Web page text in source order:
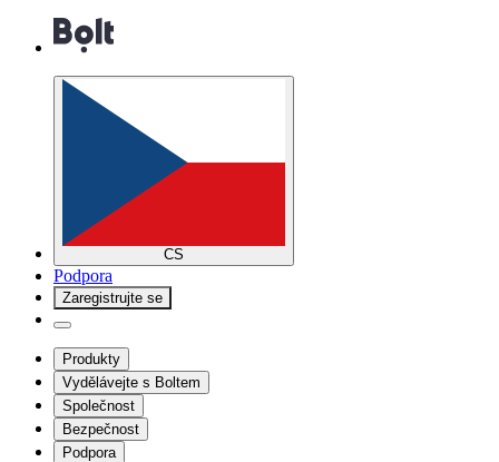
CS
Podpora
Zaregistrujte se
Produkty
Vydělávejte s Boltem
Společnost
Bezpečnost
Podpora